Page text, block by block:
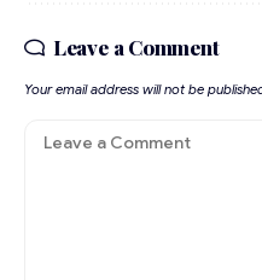
Leave a Comment
Your email address will not be